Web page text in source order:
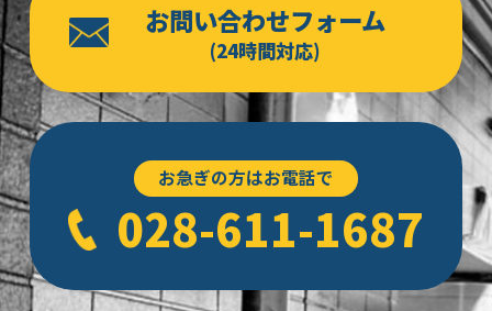
2024年10月(3)
2024年9月(4)
2024年8月 (2)
2024年6月(2)
2024年5月(3)
2024年4月(2)
2024年3月(4)
お問い合わせフォーム
(24時間対応)
お急ぎの方はお電話で
028-611-1687